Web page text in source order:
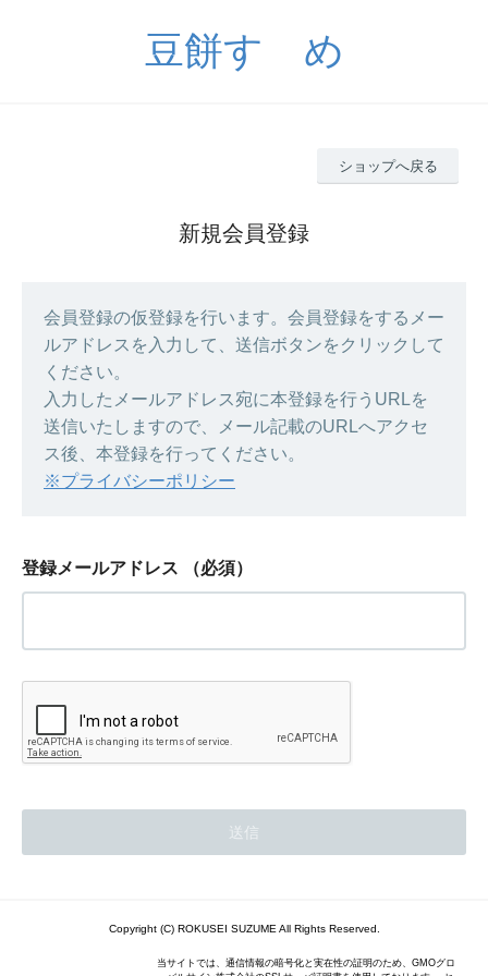
豆餅すゞめ
ショップへ戻る
新規会員登録
会員登録の仮登録を行います。会員登録をするメー
ルアドレスを入力して、送信ボタンをクリックして
ください。
入力したメールアドレス宛に本登録を行うURLを
送信いたしますので、メール記載のURLへアクセ
ス後、本登録を行ってください。
※プライバシーポリシー
登録メールアドレス （必須）
Copyright (C) ROKUSEI SUZUME All Rights Reserved.
当サイトでは、通信情報の暗号化と実在性の証明のため、GMOグロ